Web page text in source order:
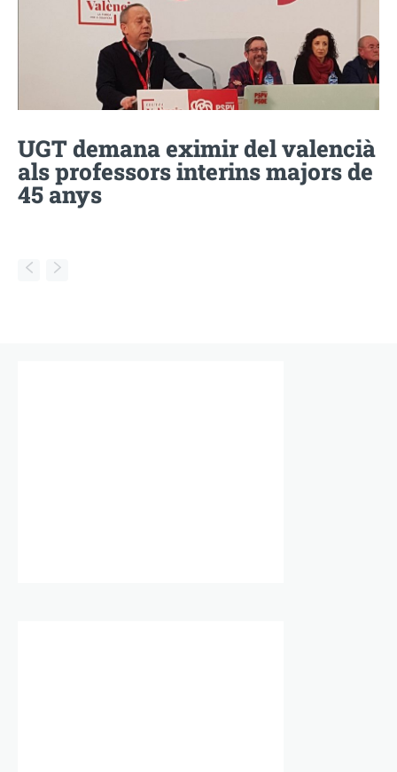
UGT demana eximir del valencià
als professors interins majors de
45 anys